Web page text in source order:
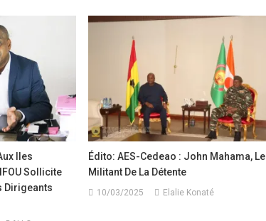
Iles
Sollicite
Dirigeants
Édito: AES-Cedeao : John Mahama, Le
Militant De La Détente
10/03/2025 Elalie Konaté